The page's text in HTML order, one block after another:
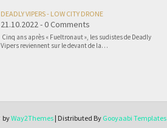
DEADLY VIPERS - LOW CITY DRONE
21.10.2022 - 0 Comments
Cinq ans après « Fueltronaut », les sudistes de Deadly
Vipers reviennent sur le devant de la…
byWay2Themes | Distributed By Gooyaabi Templates